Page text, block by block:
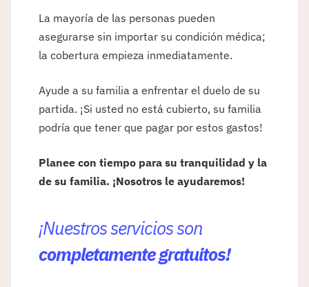
La mayoría de las personas pueden
asegurarse sin importar su condición médica;
la cobertura empieza inmediatamente.
Ayude a su familia a enfrentar el duelo de su
partida. ¡Si usted no está cubierto, su familia
podría que tener que pagar por estos gastos!
Planee con tiempo para su tranquilidad y la
de su familia. ¡Nosotros le ayudaremos!
¡Nuestros servicios son
completamente gratuitos!